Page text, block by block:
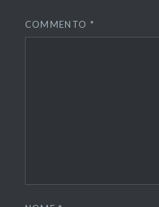
COMMENTO *